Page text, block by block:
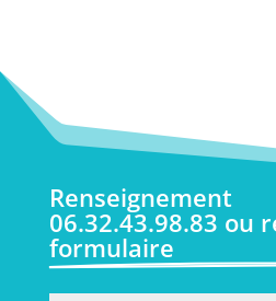
Renseignement
06.32.43.98.83 ou
formulaire